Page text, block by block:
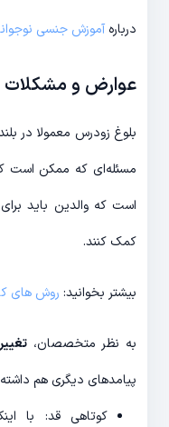
درباره آموزش جنسی
عوارض و مشکلات
بلوغ زودرس معمولا در
مسئله‌ای که ممکن است
است که والدین باید
کمک کنند.
بیشتر بخوانید: روش های
به نظر متخصصان،
پیامدهای دیگری هم
کوتاهی قد: با